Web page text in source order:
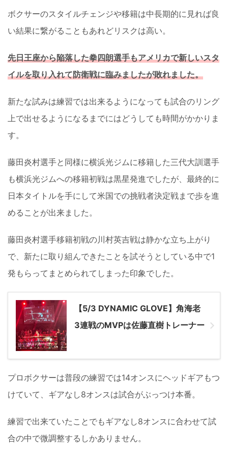
ボクサーのスタイルチェンジや移籍は中長期的に見れば良
い結果に繋がることもあれどリスクは高い。
先日王座から陥落した拳四朗選手もアメリカで新しいスタ
イルを取り入れて防衛戦に臨みましたが敗れました。
新たな試みは練習では出来るようになっても試合のリング
上で出せるようになるまでにはどうしても時間がかかりま
す。
藤田炎村選手と同様に横浜光ジムに移籍した三代大訓選手
も横浜光ジムへの移籍初戦は黒星発進でしたが、最終的に
日本タイトルを手にして米国での挑戦者決定戦まで歩を進
めることが出来ました。
藤田炎村選手移籍初戦の川村英吉戦は静かな立ち上がり
で、新たに取り組んできたことを試そうとしている中で1
発もらってまとめられてしまった印象でした。
【5/3 DYNAMIC GLOVE】角海老
3連戦のMVPは佐藤直樹トレーナー
プロボクサーは普段の練習では14オンスにヘッドギアもつ
けていて、ギアなし8オンスは試合がぶっつけ本番。
練習で出来ていたことでもギアなし8オンスに合わせて試
合の中で微調整するしかありません。